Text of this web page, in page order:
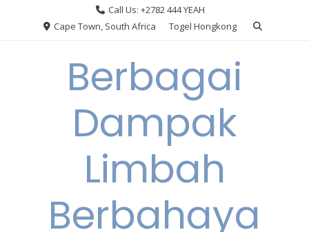
Call Us: +2782 444 YEAH
Cape Town, South Africa
Togel Hongkong
Berbagai
Dampak
Limbah
Berbahaya